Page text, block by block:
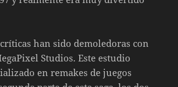
han sido demoledoras con
Studios. Este estudio
en remakes de juegos